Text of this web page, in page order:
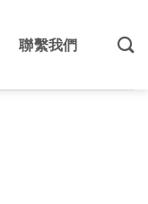
聯繫我們